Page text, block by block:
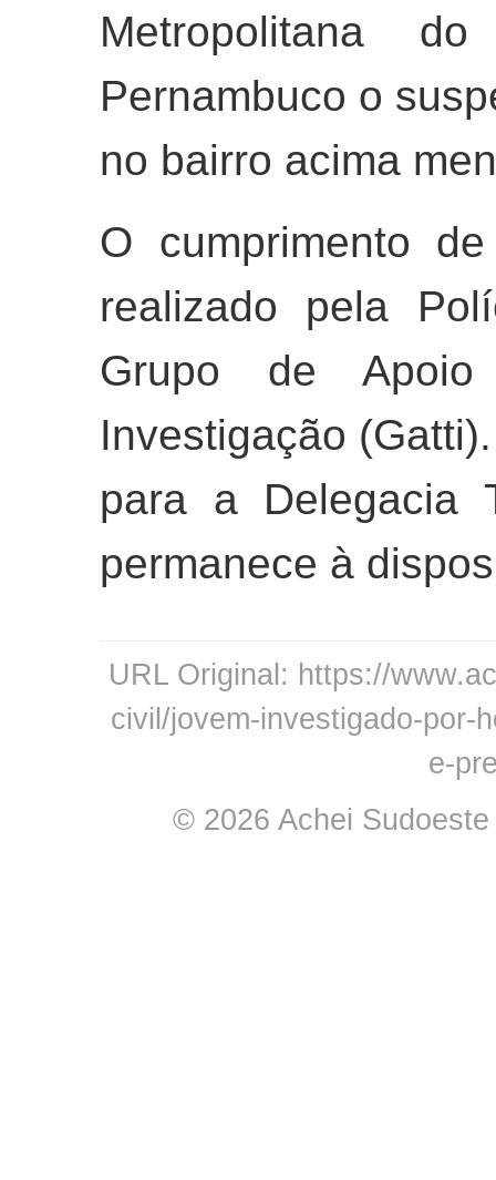
Metropolitana
Pernambuco o
no bairro acima
O cumprimento
realizado pela
Grupo de
Investigação
para a Delegacia
permanece à
URL Original: https://
civil/jovem-investigado-por-
e-
© 2026 Achei